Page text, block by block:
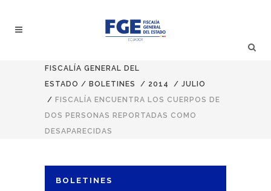
FISCALÍA GENERAL DEL
ESTADO / BOLETINES / 2014 / JULIO
/ FISCALÍA ENCUENTRA LOS CUERPOS DE
DOS PERSONAS REPORTADAS COMO
DESAPARECIDAS
BOLETINES